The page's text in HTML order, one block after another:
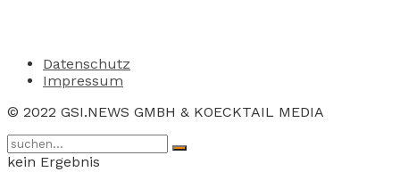
Datenschutz
Impressum
© 2022 GSI.NEWS GMBH & KOECKTAIL MEDIA
kein Ergebnis